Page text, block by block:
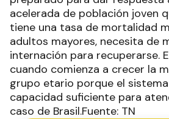
acelerada de población joven
tiene una tasa de mortalidad
adultos mayores, necesita de
internación para recuperarse.
cuando comienza a crecer la
grupo etario porque el
capacidad suficiente para
caso de Brasil.Fuente: TN